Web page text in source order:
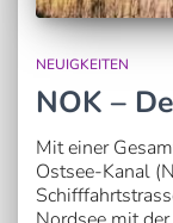
NEUIGKEITEN
NOK –
Mit einer
Ostsee-Kanal